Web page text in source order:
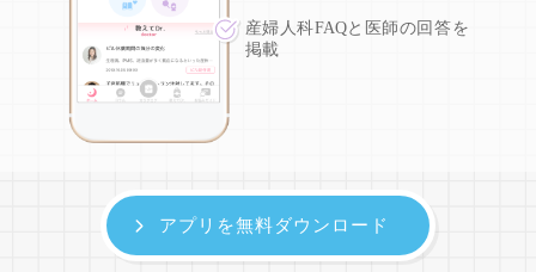
産婦人科FAQと医師の回答を
掲載
アプリを無料ダウンロード